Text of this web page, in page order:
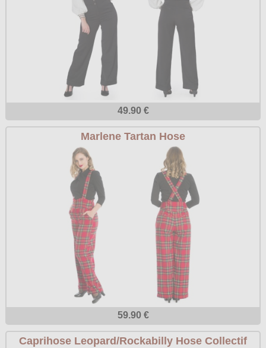
49.90 €
Marlene Tartan Hose
59.90 €
Caprihose Leopard/Rockabilly Hose Collectif